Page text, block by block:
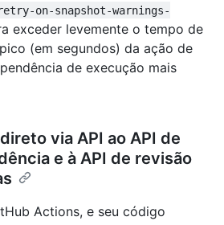
on-snapshot-warnings-
exceder levemente o tempo de
(em segundos) da ação de
de execução mais
via API ao API de
e à API de revisão
Actions, e seu código